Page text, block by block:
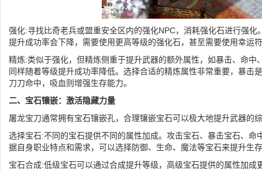
强化:寻找比奇老兵或盟重安全区内的强化NPC，消耗强化石进行强化
提升成功率会下降，需要使用更高等级的强化石，甚至需要使用幸运
精炼:类似于强化，但精炼侧重于提升武器的额外属性，如暴击、命中
同样随着等级提升成功率降低。选择合适的精炼属性非常重要，暴击
刀刀命中，吸血则增强生存能力。
二、宝石镶嵌：激活隐藏力量
屠龙宝刀通常拥有宝石镶嵌孔，合理镶嵌宝石可以极大地提升武器的
选择宝石:不同的宝石提供不同的属性加成。攻击宝石、暴击宝石、命
据自身职业特点和需求，可以选择防御、生命、魔法等宝石来提升生
宝石合成:低级宝石可以通过合成提升等级，高级宝石提供的属性加成